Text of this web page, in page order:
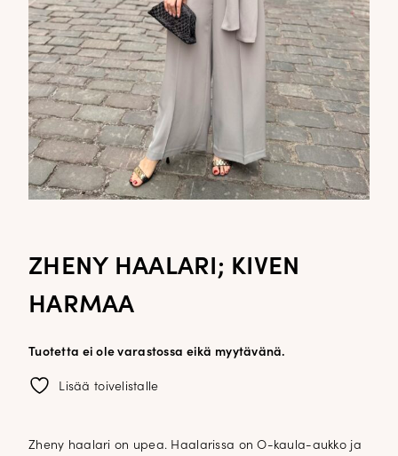
ZHENY HAALARI; KIVEN
HARMAA
Tuotetta ei ole varastossa eikä myytävänä.
Lisää toivelistalle
Zheny haalari on upea. Haalarissa on O-kaula-aukko ja